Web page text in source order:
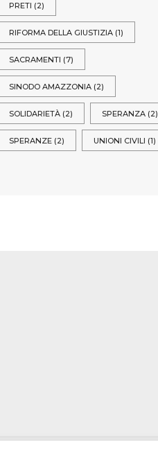
PRETI (2)
RIFORMA DELLA GIUSTIZIA(1)
SACRAMENTI (7)
SINODO AMAZZONIA(2)
SOLIDARIETÀ(2) SPERANZA(2)
SPERANZE(2) UNIONI CIVILI (1)